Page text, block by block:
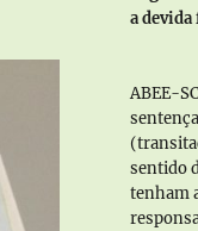
a devida
ABEE-
sentido
tenham